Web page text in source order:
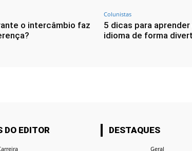
o intercâmbio faz
Colunistas
5 dicas para
idioma de forma
DO EDITOR DESTAQUES
Geral